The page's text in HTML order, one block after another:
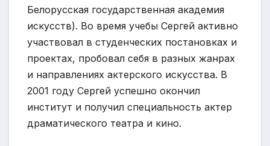
Белорусская государственная академия
искусств). Во время учебы Сергей активно
участвовал в студенческих постановках и
проектах, пробовал себя в разных жанрах
и направлениях актерского искусства. В
2001 году Сергей успешно окончил
институт и получил специальность актер
драматического театра и кино.